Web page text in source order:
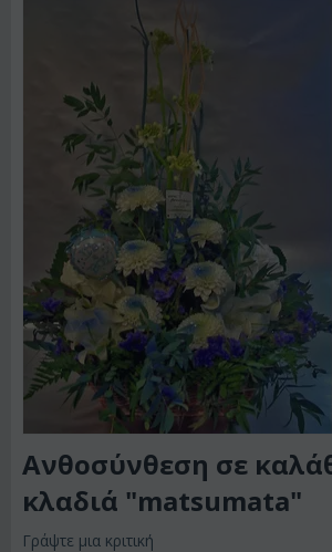
Ανθοσύνθεση σε
κλαδιά "matsumata"
Γράψτε μια κριτική